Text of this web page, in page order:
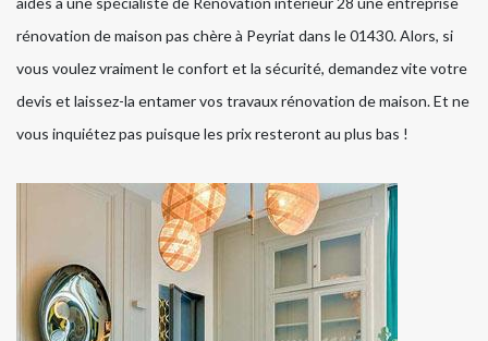
rénovation de maison pas chère à Peyriat dans le 01430. Alors, si
vous voulez vraiment le confort et la sécurité, demandez vite votre
devis et laissez-la entamer vos travaux rénovation de maison. Et ne
vous inquiétez pas puisque les prix resteront au plus bas !